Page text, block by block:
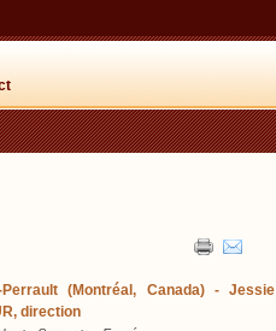
Perrault (Montréal, Canada) - Jessie
direction